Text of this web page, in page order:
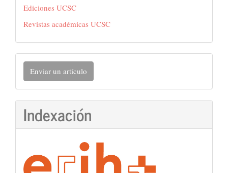
Ediciones UCSC
Revistas académicas UCSC
Enviar
un
artículo
Enviar un artículo
Indexación